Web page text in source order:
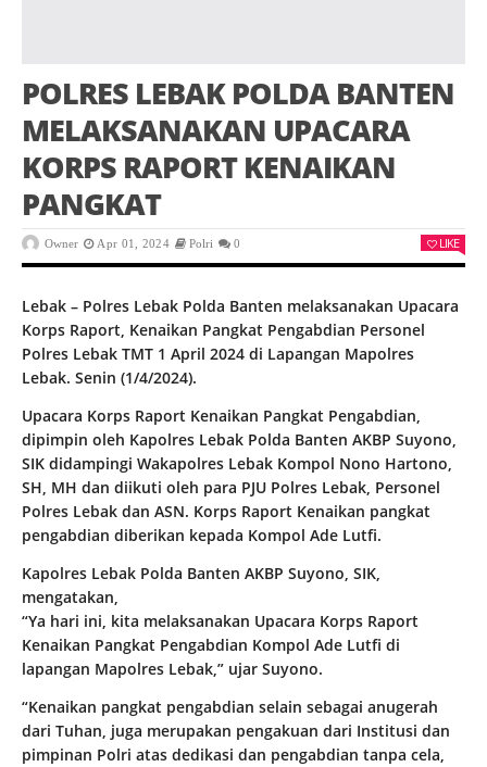
POLRES LEBAK POLDA BANTEN
MELAKSANAKAN UPACARA
KORPS RAPORT KENAIKAN
PANGKAT
Owner Apr 01, 2024 Polri 0 LIKE
Lebak – Polres Lebak Polda Banten melaksanakan Upacara
Korps Raport, Kenaikan Pangkat Pengabdian Personel
Polres Lebak TMT 1 April 2024 di Lapangan Mapolres
Lebak. Senin (1/4/2024).
Upacara Korps Raport Kenaikan Pangkat Pengabdian,
dipimpin oleh Kapolres Lebak Polda Banten AKBP Suyono,
SIK didampingi Wakapolres Lebak Kompol Nono Hartono,
SH, MH dan diikuti oleh para PJU Polres Lebak, Personel
Polres Lebak dan ASN. Korps Raport Kenaikan pangkat
pengabdian diberikan kepada Kompol Ade Lutfi.
Kapolres Lebak Polda Banten AKBP Suyono, SIK,
mengatakan,
“Ya hari ini, kita melaksanakan Upacara Korps Raport
Kenaikan Pangkat Pengabdian Kompol Ade Lutfi di
lapangan Mapolres Lebak,” ujar Suyono.
“Kenaikan pangkat pengabdian selain sebagai anugerah
dari Tuhan, juga merupakan pengakuan dari Institusi dan
pimpinan Polri atas dedikasi dan pengabdian tanpa cela,